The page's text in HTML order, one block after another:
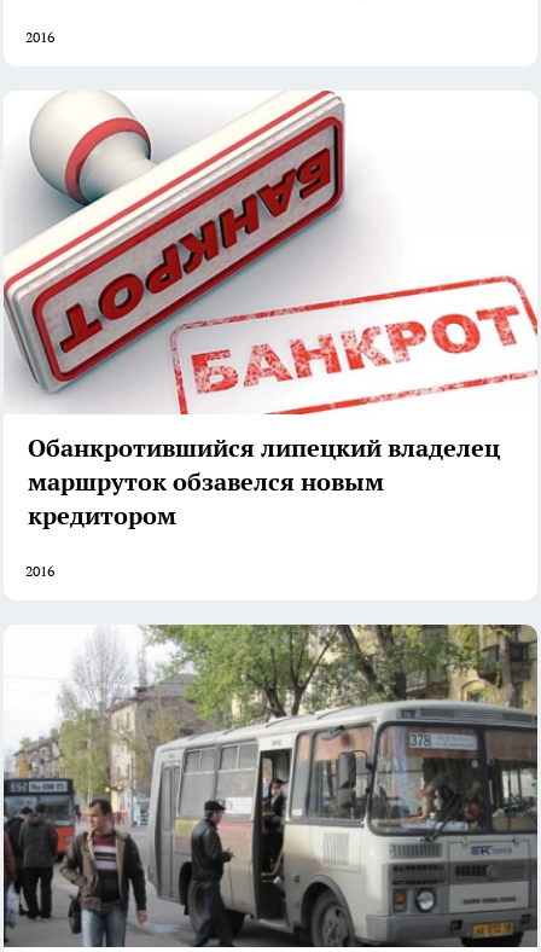
2016
Обанкротившийся липецкий владелец
маршруток обзавелся новым
кредитором
2016